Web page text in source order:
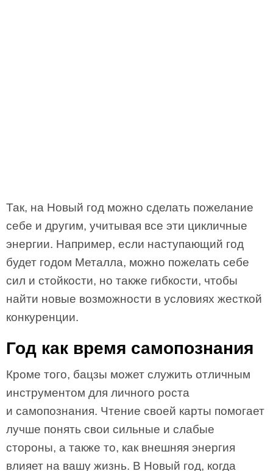
Так, на Новый год можно сделать пожелание
себе и другим, учитывая все эти цикличные
энергии. Например, если наступающий год
будет годом Металла, можно пожелать себе
сил и стойкости, но также гибкости, чтобы
найти новые возможности в условиях жесткой
конкуренции.
Год как время самопознания
Кроме того, бацзы может служить отличным
инструментом для личного роста
и самопознания. Чтение своей карты помогает
лучше понять свои сильные и слабые
стороны, а также то, как внешняя энергия
влияет на вашу жизнь. В Новый год, когда